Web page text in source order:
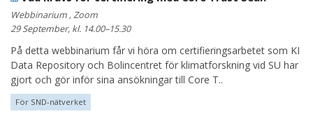
Webbinarium , Zoom
29 September, kl. 14.00–15.30
På detta webbinarium får vi höra om certifieringsarbetet som KI
Data Repository och Bolincentret för klimatforskning vid SU har
gjort och gör inför sina ansökningar till Core T..
För SND-nätverket